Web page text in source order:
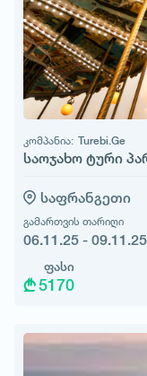
კომპანია: Turebi.Ge
საოჯახო ტური
საფრანგეთი
გამართვის თარიღი
06.11.25 - 09.11.25
ფასი
5170